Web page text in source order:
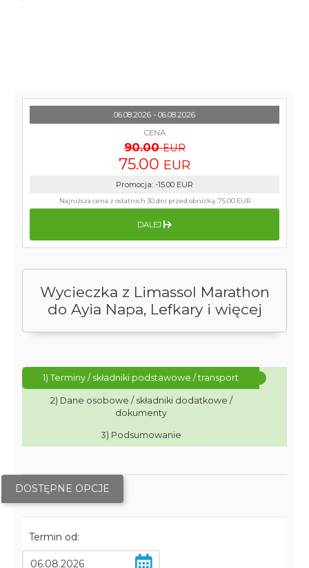
Wycieczka z Limassol Marathon
do Ayia Napa, Lefkary i więcej
1) Terminy / składniki podstawowe / transport
2) Dane osobowe / składniki dodatkowe /
dokumenty
3) Podsumowanie
DOSTĘPNE OPCJE
Termin od:
06.08.2026 - 06.08.2026
CENA
90.00 EUR
75.00 EUR
Promocja: -15.00 EUR
Najniższa cena z ostatnich 30 dni przed obniżką:75.00 EUR
DALEJ